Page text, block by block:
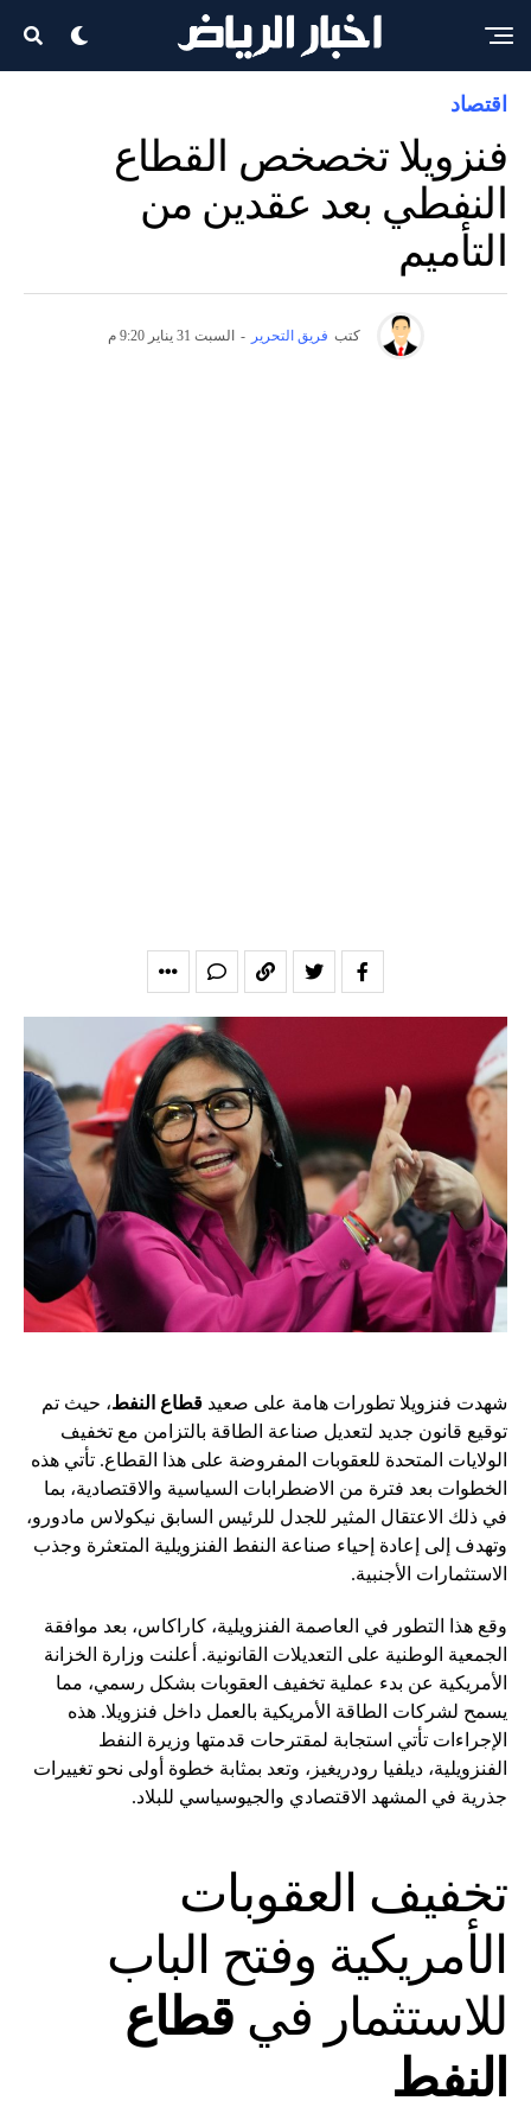
اقتصاد
فنزويلا تخصخص القطاع
النفطي بعد عقدين من
التأميم
كتب فريق التحرير - السبت 31 يناير 9:20 م
شهدت فنزويلا تطورات هامة على صعيد قطاع النفط، حيث تم
توقيع قانون جديد لتعديل صناعة الطاقة بالتزامن مع تخفيف
الولايات المتحدة للعقوبات المفروضة على هذا القطاع. تأتي هذه
الخطوات بعد فترة من الاضطرابات السياسية والاقتصادية، بما
في ذلك الاعتقال المثير للجدل للرئيس السابق نيكولاس مادورو،
وتهدف إلى إعادة إحياء صناعة النفط الفنزويلية المتعثرة وجذب
الاستثمارات الأجنبية.
وقع هذا التطور في العاصمة الفنزويلية، كاراكاس، بعد موافقة
الجمعية الوطنية على التعديلات القانونية. أعلنت وزارة الخزانة
الأمريكية عن بدء عملية تخفيف العقوبات بشكل رسمي، مما
يسمح لشركات الطاقة الأمريكية بالعمل داخل فنزويلا. هذه
الإجراءات تأتي استجابة لمقترحات قدمتها وزيرة النفط
الفنزويلية، ديلفيا رودريغيز، وتعد بمثابة خطوة أولى نحو تغييرات
جذرية في المشهد الاقتصادي والجيوسياسي للبلاد.
تخفيف العقوبات
الأمريكية وفتح الباب
للاستثمار في قطاع
النفط